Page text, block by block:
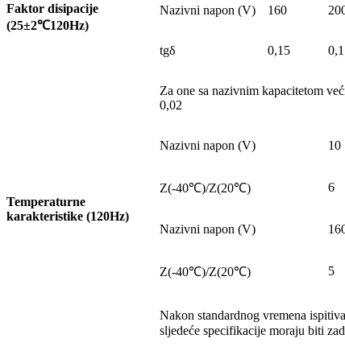
Faktor disipacije
(25±2℃120Hz)
Nazivni napon (V) 160
tgδ 0,15
Za one sa nazivnim kapacitetom
0,02
Temperaturne
karakteristike (120Hz)
Nazivni napon (V) 10
Z(-40℃)/Z(20℃) 6
Nazivni napon (V)
Z(-40℃)/Z(20℃) 5
Nakon standardnog vremena
sljedeće specifikacije moraju biti